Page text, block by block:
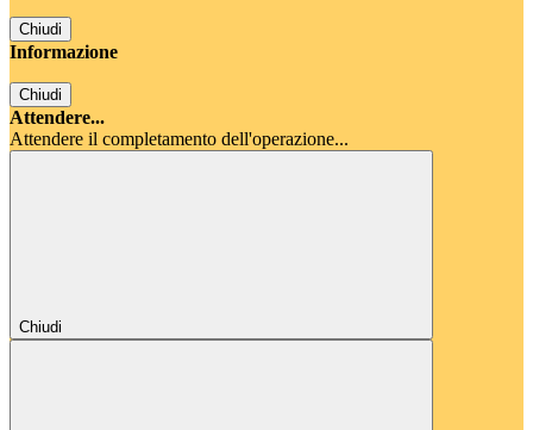
Chiudi
Informazione
Chiudi
Attendere...
Attendere il completamento dell'operazione...
Chiudi